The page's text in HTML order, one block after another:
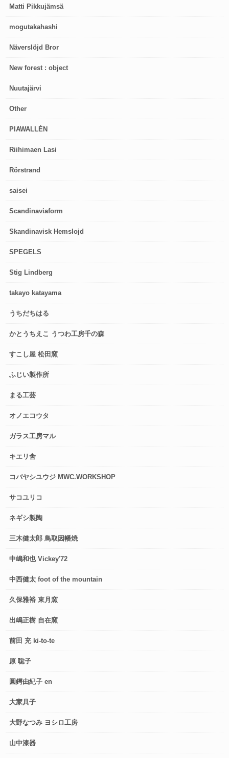
Matti Pikkujämsä
mogutakahashi
Näverslöjd Bror
New forest : object
Nuutajärvi
Other
PIAWALLÉN
Riihimaen Lasi
Rörstrand
saisei
Scandinaviaform
Skandinavisk Hemslojd
SPEGELS
Stig Lindberg
takayo katayama
うちだちはる
かとうちえこ うつわ工房千の森
すこし屋 松田窯
ふじい製作所
まる工芸
オノエコウタ
ガラス工房マル
キエリ舎
コバヤシユウジ MWC.WORKSHOP
サコユリコ
ネギシ製陶
三木健太郎 鳥取因幡焼
中嶋和也 Vickey'72
中西健太 foot of the mountain
久保雅裕 東月窯
出嶋正樹 自在窯
前田 充 ki-to-te
原 聡子
圓鍔由紀子 en
大家具子
大野なつみ ヨシロ工房
山中漆器